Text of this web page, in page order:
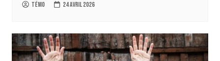
Témo 24 avril 2026